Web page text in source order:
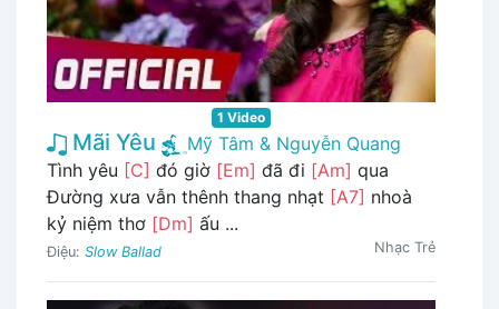
1 Video
Mãi Yêu
Mỹ Tâm & Nguyễn Quang
Tình yêu [C] đó giờ [Em] đã đi [Am] qua
Đường xưa vẫn thênh thang nhạt [A7] nhoà
kỷ niệm thơ [Dm] ấu ...
Điệu: Slow Ballad Nhạc Trẻ